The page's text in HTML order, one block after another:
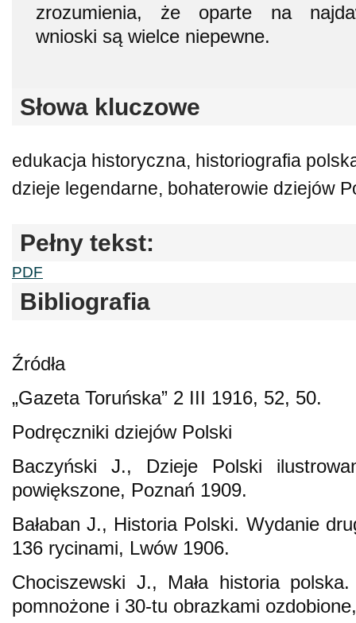
zrozumienia, że oparte na
wnioski są wielce niepewne.
Słowa kluczowe
edukacja historyczna, historiografia
dzieje legendarne, bohaterowie dziejów
Pełny tekst:
PDF
Bibliografia
Źródła
„Gazeta Toruńska” 2 III 1916, 52, 50.
Podręczniki dziejów Polski
Baczyński J., Dzieje Polski
powiększone, Poznań 1909.
Bałaban J., Historia Polski. Wydanie
136 rycinami, Lwów 1906.
Chociszewski J., Mała historia
pomnożone i 30-tu obrazkami